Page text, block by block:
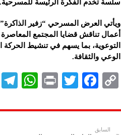
‏سلسة تخدم الفكرة الرئيسة للمسرحية‎.‎
ويأتي العرض المسرحي “زفير
أعمال تناقش قضايا ‏المجتمع
التوعوية، بما يسهم في تنشيط
الوعي ‏والثقافة‎.‎
C
p
y
F
eb
T
tt
P
nt
W
at
السابق